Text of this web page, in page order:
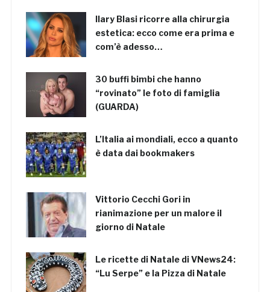
Ilary Blasi ricorre alla chirurgia
estetica: ecco come era prima e
com’è adesso…
30 buffi bimbi che hanno
“rovinato” le foto di famiglia
(GUARDA)
L’Italia ai mondiali, ecco a quanto
è data dai bookmakers
Vittorio Cecchi Gori in
rianimazione per un malore il
giorno di Natale
Le ricette di Natale di VNews24:
“Lu Serpe” e la Pizza di Natale